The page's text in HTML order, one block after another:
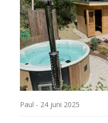
Paul - 24 juni 2025